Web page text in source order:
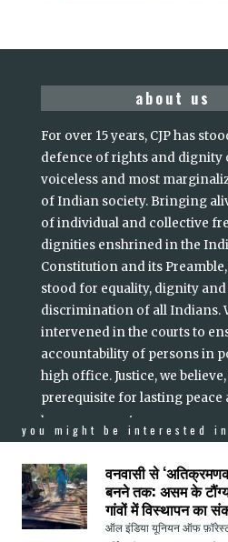
about us
For over 15 years, CJP has
defence of rights and dignity
voiceless and most
of Indian society. Bringing
of individual and collective
dignities enshrined in the
Constitution and its Preamble,
stood for equality, dignity
discrimination of all Indians.
intervened in the courts to
accountability of persons in
high office. Justice, we believe,
prerequisite for lasting peace
harmony
read more
you might be interested in
वनवासी से
बनने तक: असम के
गांवों में विस्थापन का
ऑल इंडिया यूनियन ऑफ